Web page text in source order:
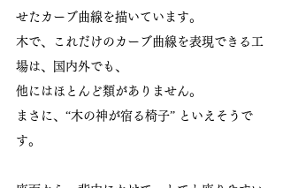
せたカーブ曲線を描いています。
木で、これだけのカーブ曲線を表現できる工
場は、国内外でも、
他にはほとんど類がありません。
まさに、“木の神が宿る椅子” といえそうで
す。